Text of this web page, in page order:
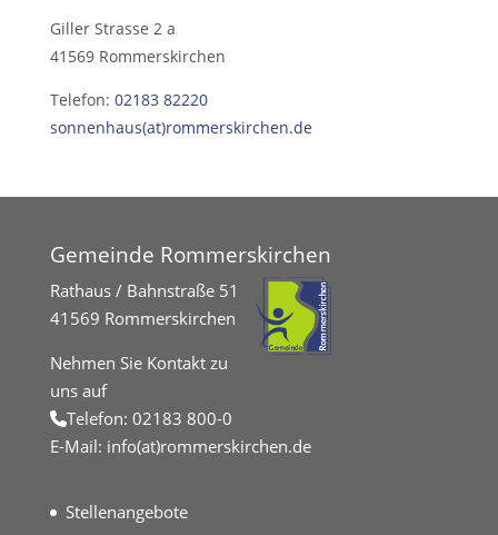
Giller Strasse 2 a
41569 Rommerskirchen
Telefon: 02183 82220
sonnenhaus(at)rommerskirchen.de
Gemeinde Rommerskirchen
Rathaus / Bahnstraße 51
41569 Rommerskirchen
Nehmen Sie Kontakt zu
uns auf
Telefon: 02183 800-0
E-Mail: info(at)rommerskirchen.de
Stellenangebote